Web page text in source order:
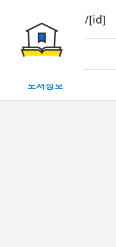
book/rent/[id]
대여
도서정보